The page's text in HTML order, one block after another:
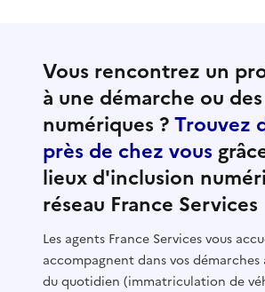
Vous rencontrez un
à une démarche ou des
numériques ?Trouvez
près de chez vous
lieux d'inclusion
réseau France Services
Les agents France Services vous
accompagnent dans vos
du quotidien (immatriculation de